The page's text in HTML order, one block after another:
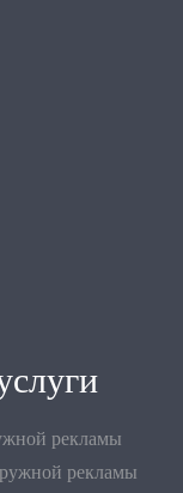
рекламы
рекламы